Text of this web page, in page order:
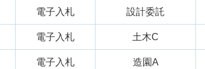
電子入札 設計委託
電子入札 土木C
電子入札 造園A